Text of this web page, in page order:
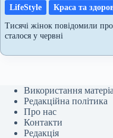
LifeStyle
Краса та
Тисячі жінок повідомили
сталося у червні
Використання
Редакційна політика
Про нас
Контакти
Редакція